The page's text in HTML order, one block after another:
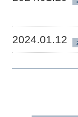
2024.01.12